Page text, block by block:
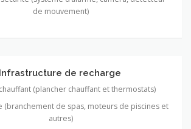
de mouvement)
de recharge
(plancher chauffant et thermostats)
(branchement de spas, moteurs de piscines et
autres)